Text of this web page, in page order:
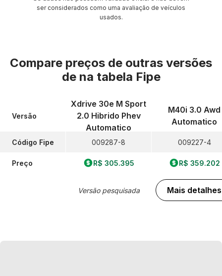
ser considerados como uma avaliação de veículos
usados.
Compare preços de outras versões
de na tabela Fipe
Versão
Código Fipe
Preço
Xdrive 30e M Sport
2.0 Hibrido Phev
Automatico
009287-8
R$ 305.395
Versão pesquisada
M40i 3.0 Awd
Automatico
009227-4
R$ 359.202
Mais detalhes